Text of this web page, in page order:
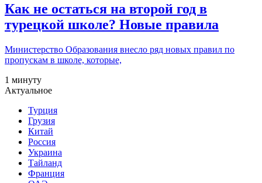
Как не остаться на второй год в
турецкой школе? Новые правила
Министерство Образования внесло ряд новых правил по
пропускам в школе, которые,
1 минуту
Актуальное
Турция
Грузия
Китай
Россия
Украина
Тайланд
Франция